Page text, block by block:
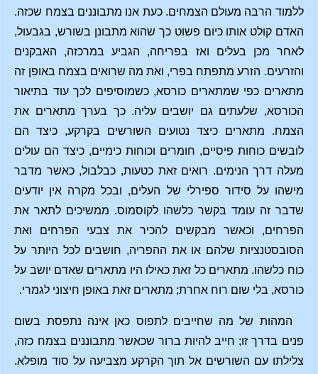
ללמוד הרבה מעולם הצמחים. כעת אנו מתבוננים בצמח שכזה.
האדם קולט אותו כיום פשוט כך שהוא מתבונן בשורש, בגבעול,
לאחר מכן בעלים ואז בפריחה, הגביע במרכזה, האבקנים
והזרעים. הזרע מתפתח בפרי, ואת מה שרואים בצמח באופן זה
מתארים כפי שמתארים כורסא, כשמוסיפים לכך עוד בתיאור
הכורסא, שלעתים גם יושבים עליה. כך בערך מתארים את
הצמח. מתארים כיצד נטועים השורשים בקרקע, כיצד הם
לובשים כוחות פיסיים, חומרים וכוחות כימיים, כיצד הם עולים
מעלה דרך הנימים. רואים זאת כטעות, כבלבול, כאשר מדבר
מישהו על סידור ספירלי של העלים, ובכל מקרה אין יודעים
שדבר זה עומד בקשר כלשהו לקוסמוס. ממשיכים לתאר את
הפרחים, וכאשר מבקשים להכיר את צבעי הפרחים ואת
הסובסטנציות שלהם או את ההפריה, חושבים לכל היותר על
כוח כלשהו. מתארים כל זאת כאילו היו מתארים שאדם יושב על
כורסא, בלי שום רוח אחרת; מתארים זאת באופן חיצוני לגמרי.
המהות של מה שחייבים לתפוס כאן אינה נתפסת בשום
פנים בדרך זו; חייב להיות ברור שכאשר מתבוננים בצמח כזה,
צלילתו עם השורשים אל תוך הקרקע מצביעה על סוד מופלא.